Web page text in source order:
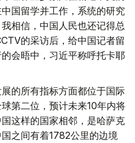
国留学并工作，系统的研究
相信，中国人民也还记得总
的采访后，给中国记者留
会晤中，习近平称呼托卡耶
的所有指标方面都位于国际
第二位，预计未来10年内将
这样的国家相邻，是哈萨克
之间有着1782公里的边境